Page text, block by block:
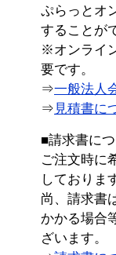
ぷらっとオ
することが
※オンライ
要です。
⇒一般法人
⇒ 見積書に
■請求書に
ご注文時に
しておりま
尚、請求書
かかる場合
ざいます。